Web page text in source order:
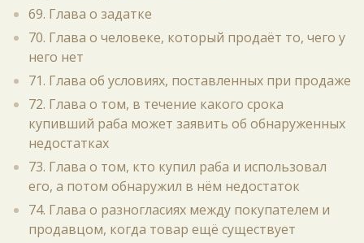
69. Глава о задатке
70. Глава о человеке, который продаёт то, чего у
него нет
71. Глава об условиях, поставленных при продаже
72. Глава о том, в течение какого срока
купивший раба может заявить об обнаруженных
недостатках
73. Глава о том, кто купил раба и использовал
его, а потом обнаружил в нём недостаток
74. Глава о разногласиях между покупателем и
продавцом, когда товар ещё существует